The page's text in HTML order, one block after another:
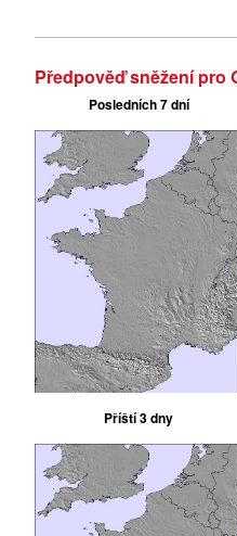
Předpověď sněžení pro
Posledních 7 dní
Příští 3 dny